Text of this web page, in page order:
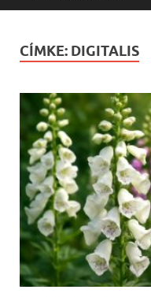
CÍMKE: DIGITALIS